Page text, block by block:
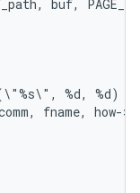
buf,
%d, %d)
fname, how-